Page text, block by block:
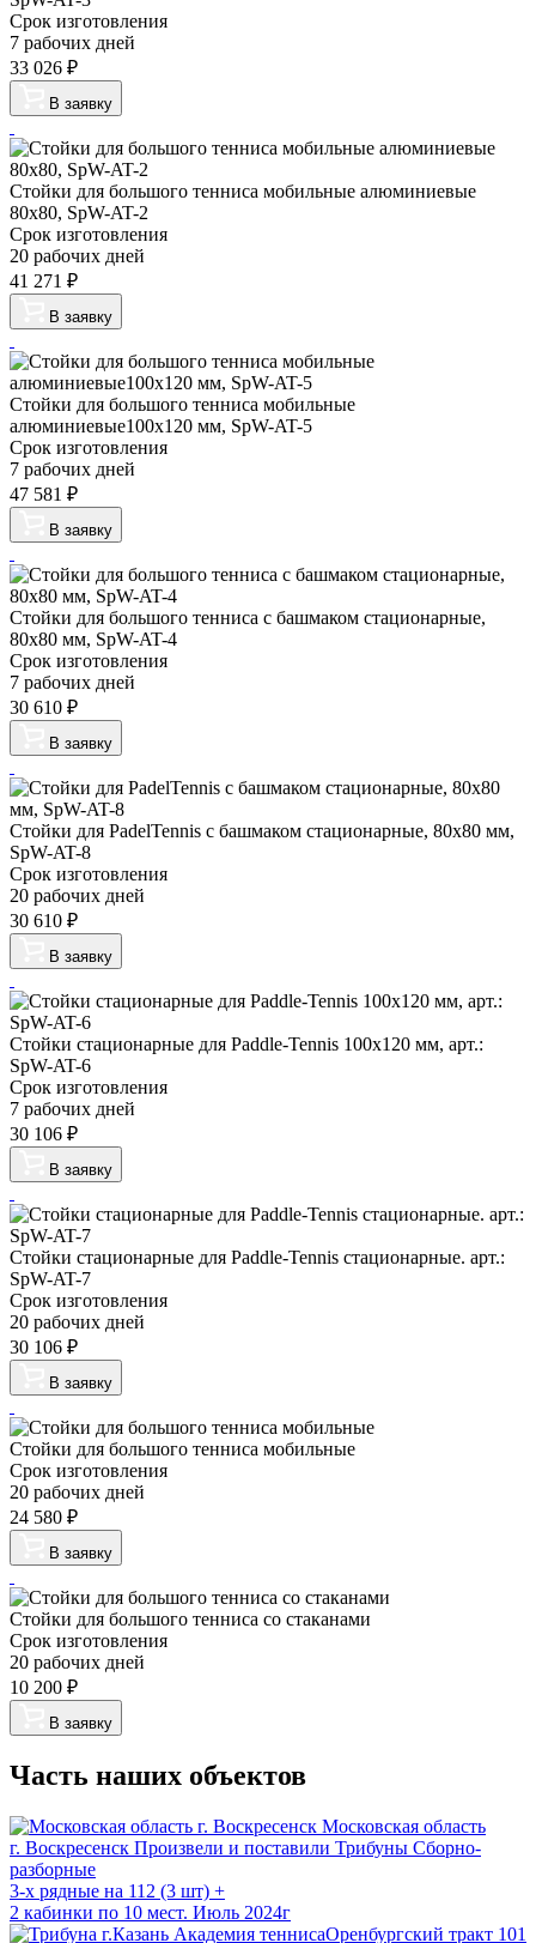
Срок изготовления
7 рабочих дней
33 026 ₽
В заявку
Стойки для большого тенниса мобильные алюминиевые
80х80, SpW-AT-2
Срок изготовления
20 рабочих дней
41 271 ₽
В заявку
Стойки для большого тенниса мобильные
алюминиевые100х120 мм, SpW-AT-5
Срок изготовления
7 рабочих дней
47 581 ₽
В заявку
Стойки для большого тенниса с башмаком стационарные,
80х80 мм, SpW-AT-4
Срок изготовления
7 рабочих дней
30 610 ₽
В заявку
Стойки для PadelTennis с башмаком стационарные, 80х80 мм,
SpW-AT-8
Срок изготовления
20 рабочих дней
30 610 ₽
В заявку
Стойки стационарные для Paddle-Tennis 100х120 мм, арт.:
SpW-AT-6
Срок изготовления
7 рабочих дней
30 106 ₽
В заявку
Стойки стационарные для Paddle-Tennis стационарные. арт.:
SpW-AT-7
Срок изготовления
20 рабочих дней
30 106 ₽
В заявку
Стойки для большого тенниса мобильные
Срок изготовления
20 рабочих дней
24 580 ₽
В заявку
Стойки для большого тенниса со стаканами
Срок изготовления
20 рабочих дней
10 200 ₽
В заявку
Часть наших объектов
Московская область
г. Воскресенск Произвели и поставили Трибуны Сборно-
разборные
3-х рядные на 112 (3 шт) +
2 кабинки по 10 мест. Июль 2024г